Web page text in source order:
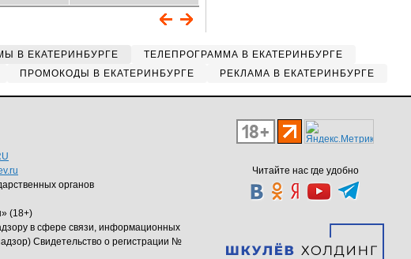
В ЕКАТЕРИНБУРГЕ
ТЕЛЕПРОГРАММА В ЕКАТЕРИНБУРГЕ
ПРОМОКОДЫ В ЕКАТЕРИНБУРГЕ РЕКЛАМА В ЕКАТЕРИНБУРГЕ
Читайте нас где удобно
органов
(18+)
в сфере связи, информационных
Свидетельство о регистрации №